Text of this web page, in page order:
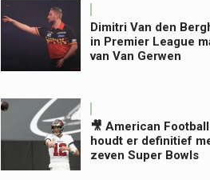
Dimitri Van den
in Premier League
van Van Gerwen
🎥 American
houdt er definitief
zeven Super Bowls